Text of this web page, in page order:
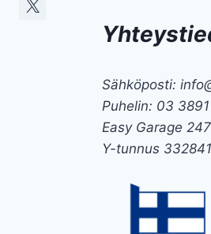
Sähköposti:
Puhelin: 03
Easy Garage
Y-tunnus